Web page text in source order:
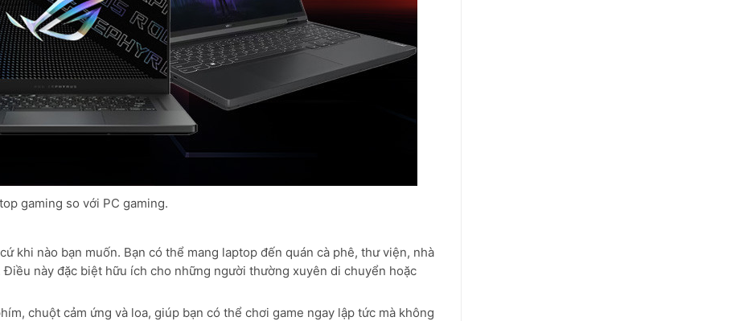
gaming so với PC gaming.
khi nào bạn muốn. Bạn có thể mang laptop đến quán cà phê, thư viện, nhà
này đặc biệt hữu ích cho những người thường xuyên di chuyển hoặc
chuột cảm ứng và loa, giúp bạn có thể chơi game ngay lập tức mà không